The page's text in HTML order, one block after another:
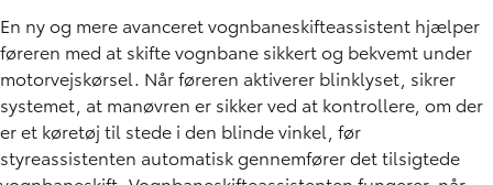
En ny og mere avanceret vognbaneskifteassistent hjælper
føreren med at skifte vognbane sikkert og bekvemt under
motorvejskørsel. Når føreren aktiverer blinklyset, sikrer
systemet, at manøvren er sikker ved at kontrollere, om der
er et køretøj til stede i den blinde vinkel, før
styreassistenten automatisk gennemfører det tilsigtede